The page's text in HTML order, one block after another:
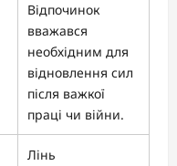
Відпочинок
вважався
необхідним для
відновлення сил
після важкої
праці чи війни.
Лінь